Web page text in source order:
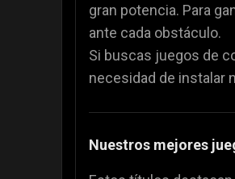
gran potencia. Para
ante cada obstáculo.
Si buscas juegos de
necesidad de instalar
Nuestros mejores